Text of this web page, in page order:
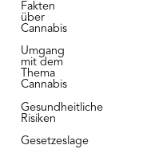
Fakten
über
Cannabis
Umgang
mit dem
Thema
Cannabis
Gesundheitliche
Risiken
Gesetzeslage